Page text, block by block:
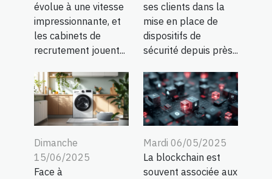
évolue à une vitesse
impressionnante, et
les cabinets de
recrutement jouent...
ses clients dans la
mise en place de
dispositifs de
sécurité depuis près...
Dimanche
15/06/2025
Face à
Mardi 06/05/2025
La blockchain est
souvent associée aux